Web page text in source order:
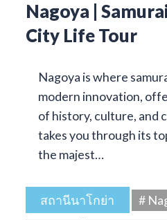
Nagoya |
City Life Tour
Nagoya is where
modern innovation,
of history, culture, and
takes you through its
the majest…
สถานีนาโกย่า
#